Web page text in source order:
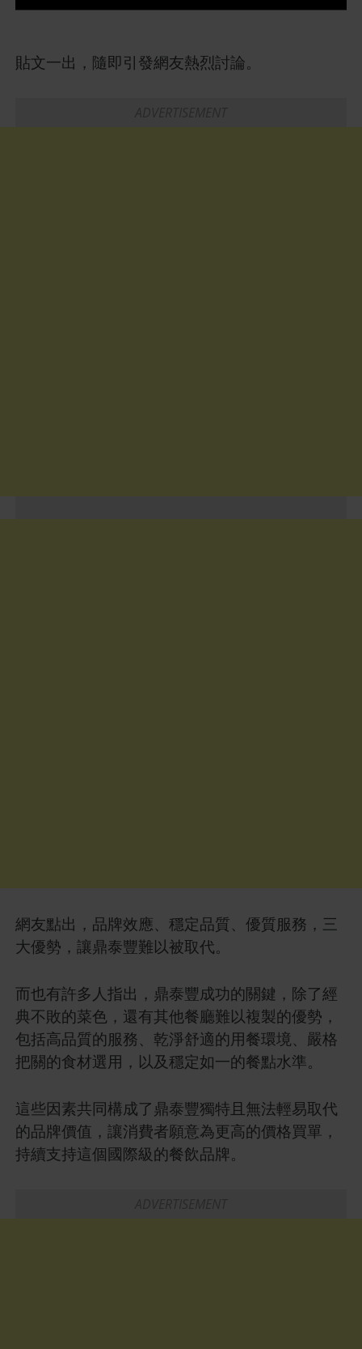
貼文一出，隨即引發網友熱烈討論。
網友點出，品牌效應、穩定品質、優質服務，三
大優勢，讓鼎泰豐難以被取代。
而也有許多人指出，鼎泰豐成功的關鍵，除了經
典不敗的菜色，還有其他餐廳難以複製的優勢，
包括高品質的服務、乾淨舒適的用餐環境、嚴格
把關的食材選用，以及穩定如一的餐點水準。
這些因素共同構成了鼎泰豐獨特且無法輕易取代
的品牌價值，讓消費者願意為更高的價格買單，
持續支持這個國際級的餐飲品牌。